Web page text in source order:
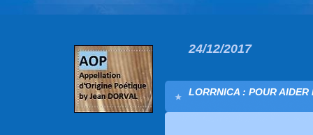
24/12/2017
LORRNICA : POUR